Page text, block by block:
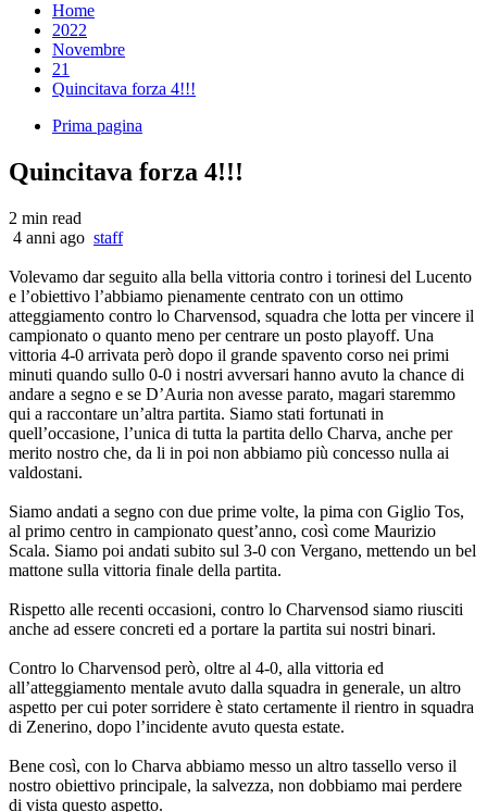
Home
2022
Novembre
21
Quincitava forza 4!!!
Prima pagina
Quincitava forza 4!!!
2 min read
4 anni ago staff
Volevamo dar seguito alla bella vittoria contro i torinesi del Lucento
e l’obiettivo l’abbiamo pienamente centrato con un ottimo
atteggiamento contro lo Charvensod, squadra che lotta per vincere il
campionato o quanto meno per centrare un posto playoff. Una
vittoria 4-0 arrivata però dopo il grande spavento corso nei primi
minuti quando sullo 0-0 i nostri avversari hanno avuto la chance di
andare a segno e se D’Auria non avesse parato, magari staremmo
qui a raccontare un’altra partita. Siamo stati fortunati in
quell’occasione, l’unica di tutta la partita dello Charva, anche per
merito nostro che, da li in poi non abbiamo più concesso nulla ai
valdostani.
Siamo andati a segno con due prime volte, la pima con Giglio Tos,
al primo centro in campionato quest’anno, così come Maurizio
Scala. Siamo poi andati subito sul 3-0 con Vergano, mettendo un bel
mattone sulla vittoria finale della partita.
Rispetto alle recenti occasioni, contro lo Charvensod siamo riusciti
anche ad essere concreti ed a portare la partita sui nostri binari.
Contro lo Charvensod però, oltre al 4-0, alla vittoria ed
all’atteggiamento mentale avuto dalla squadra in generale, un altro
aspetto per cui poter sorridere è stato certamente il rientro in squadra
di Zenerino, dopo l’incidente avuto questa estate.
Bene così, con lo Charva abbiamo messo un altro tassello verso il
nostro obiettivo principale, la salvezza, non dobbiamo mai perdere
di vista questo aspetto.